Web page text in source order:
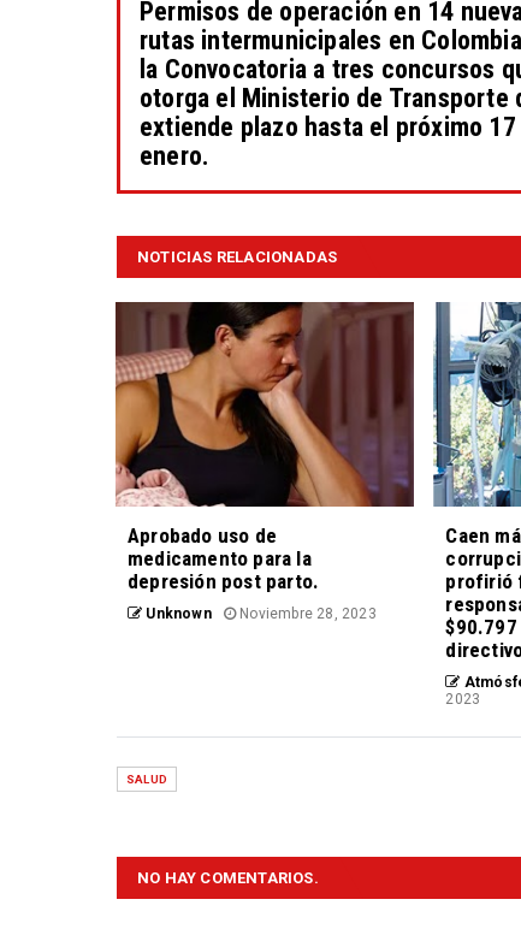
Permisos de operación en 14
rutas intermunicipales en
la Convocatoria a tres concursos
otorga el Ministerio de Transporte
extiende plazo hasta el próximo 17
enero.
NOTICIAS RELACIONADAS
Aprobado uso de
medicamento para la
depresión post parto.
Unknown Noviembre 28, 2023
Caen
profirió
2023
SALUD
NO HAY COMENTARIOS.